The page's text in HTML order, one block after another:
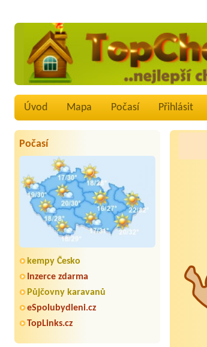
Úvod Mapa Počasí Přihlásit
Počasí
kempy Česko
Inzerce zdarma
Půjčovny karavanů
eSpolubydleni.cz
TopLinks.cz
Staré Hamry